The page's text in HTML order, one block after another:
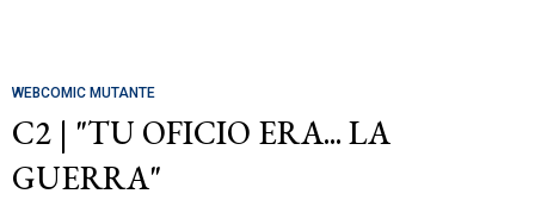
WEBCOMIC MUTANTE
C2 | "TU OFICIO ERA... LA
GUERRA"